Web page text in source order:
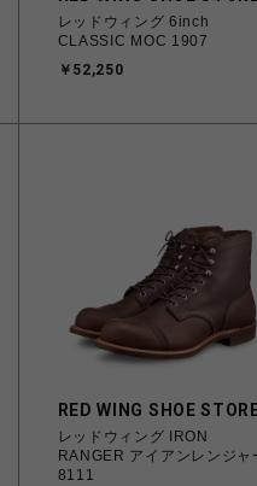
レッドウィング 6inch
CLASSIC MOC 1907
￥52,250
RED WING SHOE
レッドウィング IRON
RANGER アイアンレンジャ
8111